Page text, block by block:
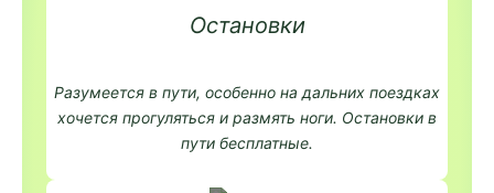
Остановки
Разумеется в пути, особенно на дальних поездках
хочется прогуляться и размять ноги. Остановки в
пути бесплатные.